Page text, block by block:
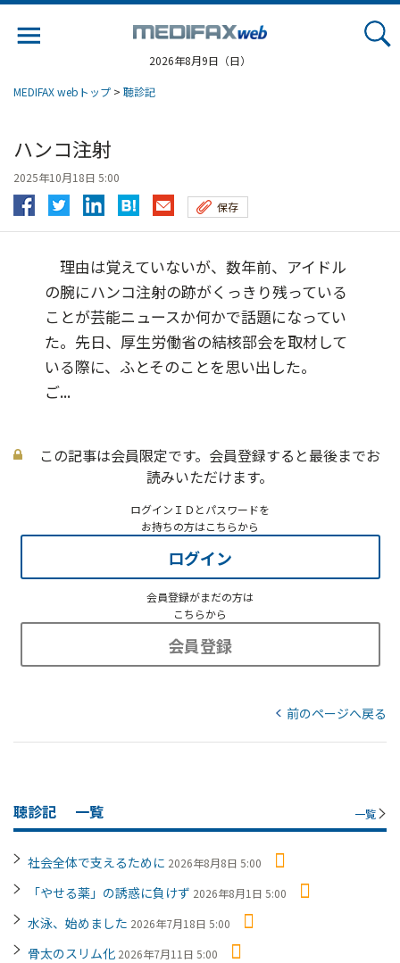
2026年8月9日（日）
MEDIFAX webトップ > 聴診記
ハンコ注射
2025年10月18日 5:00
保存
理由は覚えていないが、数年前、アイドル
の腕にハンコ注射の跡がくっきり残っている
ことが芸能ニュースか何かで話題になってい
た。先日、厚生労働省の結核部会を取材して
いる際に、ふとそのことを思い出した。
ご...
この記事は会員限定です。会員登録すると最後までお
読みいただけます。
ログインＩＤとパスワードを
お持ちの方はこちらから
ログイン
会員登録がまだの方は
こちらから
会員登録
前のページへ戻る
聴診記 一覧 一覧
社会全体で支えるために 2026年8月8日 5:00
「やせる薬」の誘惑に負けず 2026年8月1日 5:00
水泳、始めました 2026年7月18日 5:00
骨太のスリム化 2026年7月11日 5:00